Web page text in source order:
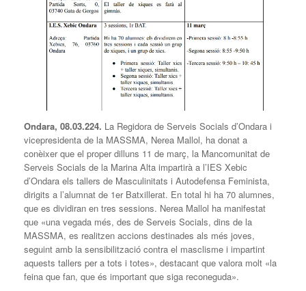
Ondara, 08.03.224. La Regidora de Serveis Socials d’Ondara i
vicepresidenta de la MASSMA, Nerea Mallol, ha donat a
conèixer que el proper dilluns 11 de març, la Mancomunitat de
Serveis Socials de la Marina Alta impartirà a l’IES Xebic
d’Ondara els tallers de Masculinitats i Autodefensa Feminista,
dirigits a l’alumnat de 1er Batxillerat. En total hi ha 70 alumnes,
que es dividiran en tres sessions. Nerea Mallol ha manifestat
que «una vegada més, des de Serveis Socials, dins de la
MASSMA, es realitzen accions destinades als més joves,
seguint amb la sensibilització contra el masclisme i impartint
aquests tallers per a tots i totes», destacant que valora molt «la
feina que fan, que és important que siga reconeguda».